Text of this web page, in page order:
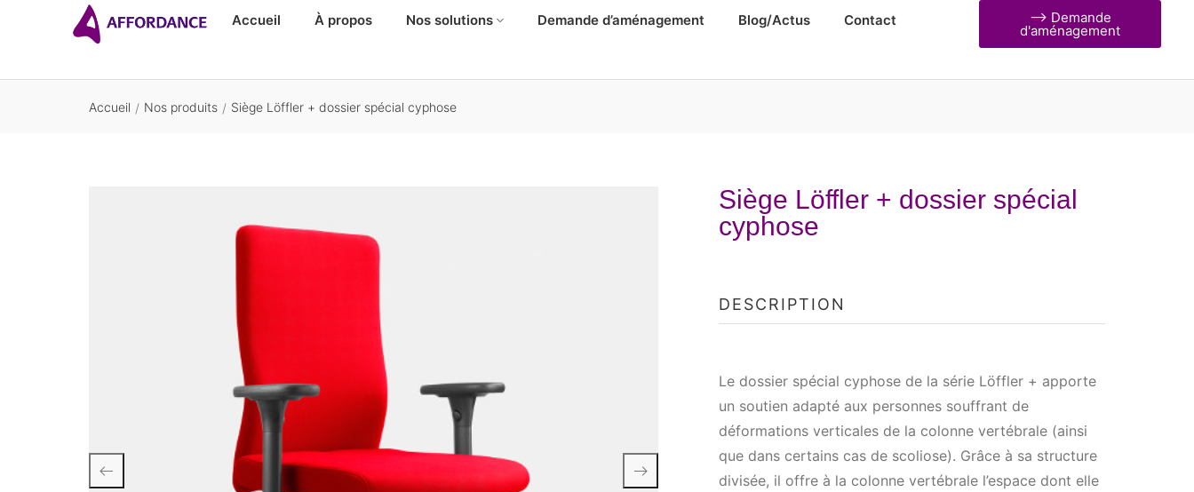
Accueil À propos Nos solutions Demande d’aménagement Blog/Actus Contact ⟶ Demande
d'aménagement
Accueil / Nos produits / Siège Löffler + dossier spécial cyphose
Siège Löffler + dossier spécial
cyphose
DESCRIPTION
Le dossier spécial cyphose de la série Löffler + apporte
un soutien adapté aux personnes souffrant de
déformations verticales de la colonne vertébrale (ainsi
que dans certains cas de scoliose). Grâce à sa structure
divisée, il offre à la colonne vertébrale l’espace dont elle